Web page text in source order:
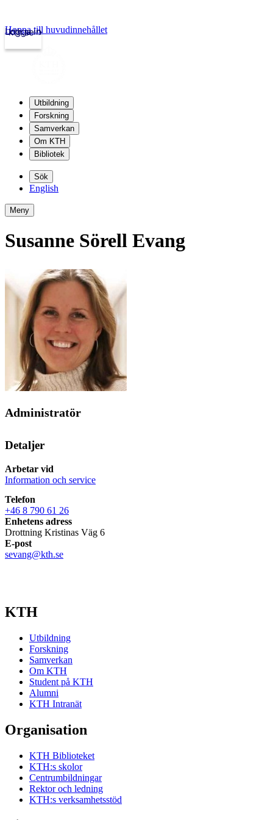
kth.se
Logga in
Hoppa till huvudinnehållet
Utbildning
Forskning
Samverkan
Om KTH
Bibliotek
Sök
English
Meny
Susanne Sörell Evang
Administratör
Detaljer
Arbetar vid
Information och service
Telefon
+46 8 790 61 26
Enhetens adress
Drottning Kristinas Väg 6
E-post
sevang@kth.se
KTH
Utbildning
Forskning
Samverkan
Om KTH
Student på KTH
Alumni
KTH Intranät
Organisation
KTH Biblioteket
KTH:s skolor
Centrumbildningar
Rektor och ledning
KTH:s verksamhetsstöd